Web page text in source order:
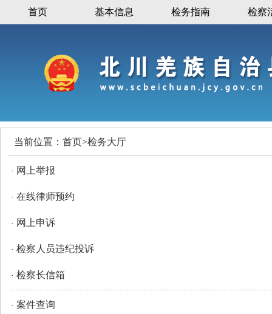
首页 基本信息 检务指南 检察
当前位置： 首页>检务大厅
· 网上举报
· 在线律师预约
· 网上申诉
· 检察人员违纪投诉
· 检察长信箱
· 案件查询